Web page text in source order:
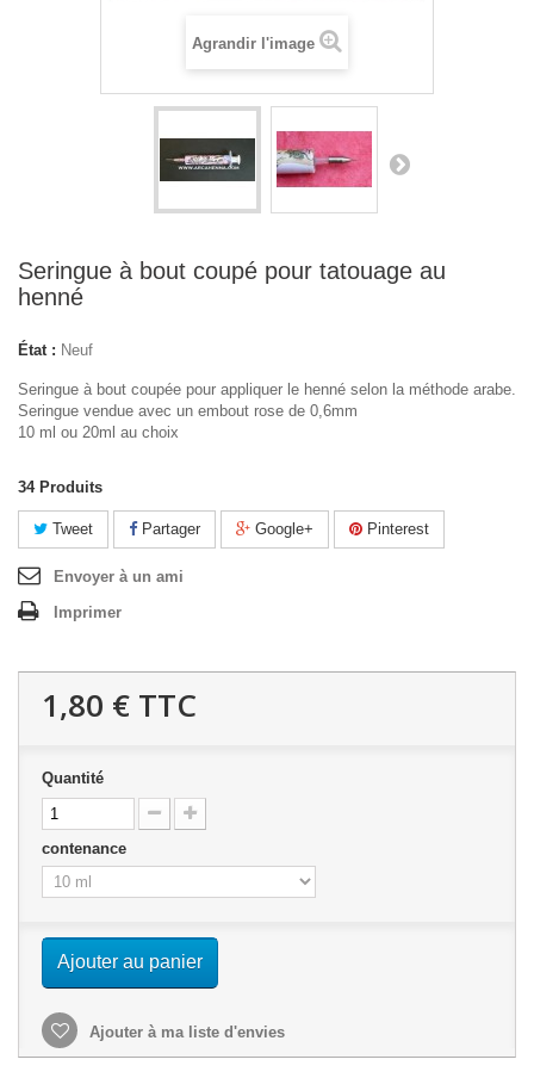
Agrandir l'image
Seringue à bout coupé pour tatouage au
henné
État : Neuf
Seringue à bout coupée pour appliquer le henné selon la méthode arabe.
Seringue vendue avec un embout rose de 0,6mm
10 ml ou 20ml au choix
34 Produits
Tweet Partager Google+ Pinterest
Envoyer à un ami
Imprimer
1,80 € TTC
Quantité
contenance
Ajouter au panier
Ajouter à ma liste d'envies